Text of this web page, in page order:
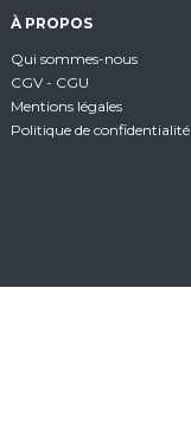
À PROPOS
Qui sommes-nous
CGV - CGU
Mentions légales
Politique de confidentialité